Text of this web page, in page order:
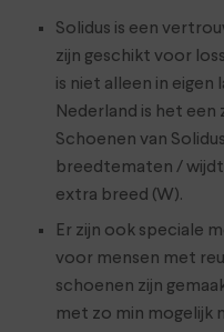
Solidus is een
zijn geschikt voor
is niet alleen in eigen
Nederland is het
Schoenen van
breedtematen /
extra breed (W).
Er zijn ook speciale
voor mensen met
schoenen zijn
met zo min mogelijk